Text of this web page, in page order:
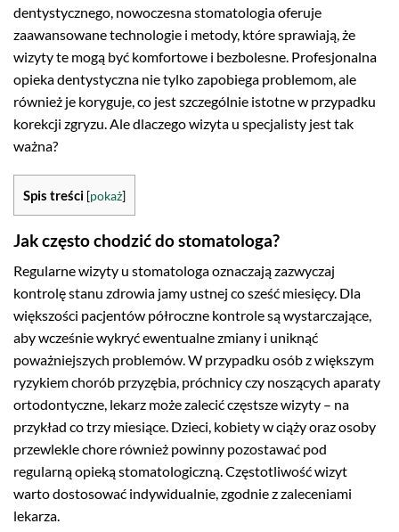
dentystycznego, nowoczesna stomatologia oferuje
zaawansowane technologie i metody, które sprawiają, że
wizyty te mogą być komfortowe i bezbolesne. Profesjonalna
opieka dentystyczna nie tylko zapobiega problemom, ale
również je koryguje, co jest szczególnie istotne w przypadku
korekcji zgryzu. Ale dlaczego wizyta u specjalisty jest tak
ważna?
Spis treści [pokaż]
Jak często chodzić do stomatologa?
Regularne wizyty u stomatologa oznaczają zazwyczaj
kontrolę stanu zdrowia jamy ustnej co sześć miesięcy. Dla
większości pacjentów półroczne kontrole są wystarczające,
aby wcześnie wykryć ewentualne zmiany i uniknąć
poważniejszych problemów. W przypadku osób z większym
ryzykiem chorób przyzębia, próchnicy czy noszących aparaty
ortodontyczne, lekarz może zalecić częstsze wizyty – na
przykład co trzy miesiące. Dzieci, kobiety w ciąży oraz osoby
przewlekle chore również powinny pozostawać pod
regularną opieką stomatologiczną. Częstotliwość wizyt
warto dostosować indywidualnie, zgodnie z zaleceniami
lekarza.